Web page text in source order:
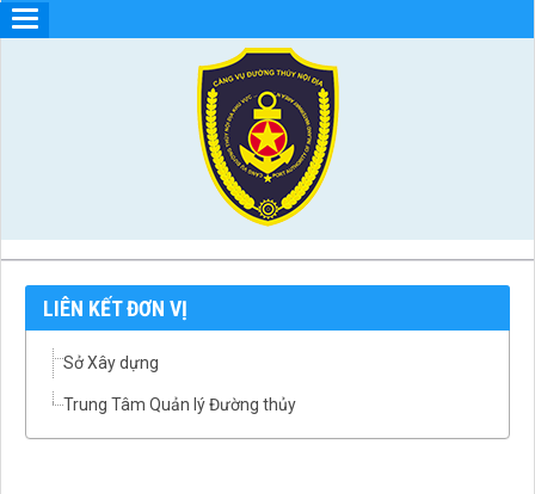
LIÊN KẾT ĐƠN VỊ
Sở Xây dựng
Trung Tâm Quản lý Đường thủy